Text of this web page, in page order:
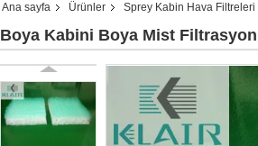
Ana sayfa Ürünler Sprey Kabin Hava Filtreleri
Boya Kabini Boya Mist